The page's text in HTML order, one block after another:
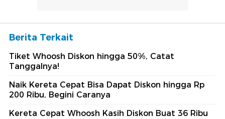
Berita Terkait
Tiket Whoosh Diskon hingga 50%, Catat
Tanggalnya!
Naik Kereta Cepat Bisa Dapat Diskon hingga Rp
200 Ribu, Begini Caranya
Kereta Cepat Whoosh Kasih Diskon Buat 36 Ribu